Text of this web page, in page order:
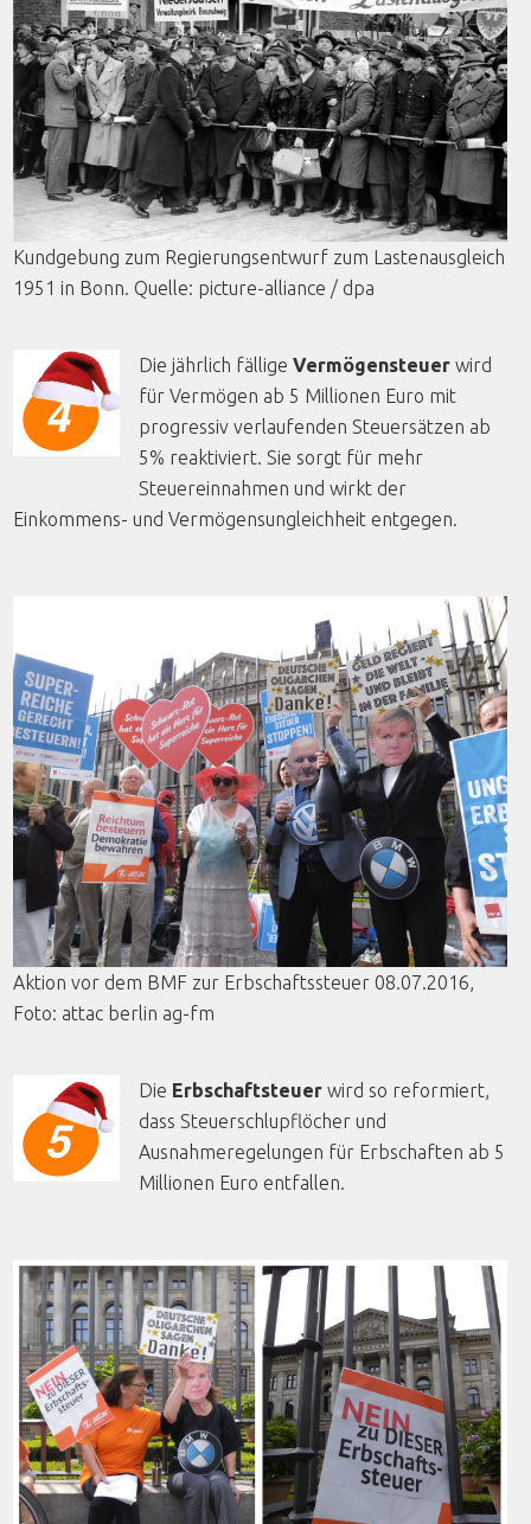
Kundgebung zum Regierungsentwurf zum Lastenausgleich
1951 in Bonn. Quelle: picture-alliance / dpa
Die jährlich fälligeVermögensteuerwird
für Vermögen ab 5 Millionen Euro mit
progressiv verlaufenden Steuersätzen ab
5% reaktiviert. Sie sorgt für mehr
Steuereinnahmen und wirkt der
Einkommens- und Vermögensungleichheit entgegen.
Aktion vor dem BMF zur Erbschaftssteuer
Foto: attac berlin ag-fm
Die Erbschaftsteuer wird so reformiert,
dass Steuerschlupflöcher und
Ausnahmeregelungen für Erbschaften ab 5
Millionen Euro entfallen.